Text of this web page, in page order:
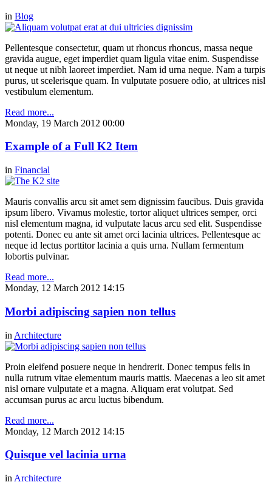
in Blog
Pellentesque consectetur, quam ut rhoncus rhoncus, massa neque
gravida augue, eget imperdiet quam ligula vitae enim. Suspendisse
ut neque ut nibh laoreet imperdiet. Nam id urna neque. Nam a turpis
purus, ut scelerisque quam. In vulputate posuere odio, at ultrices nisl
vestibulum elementum.
Read more...
Monday, 19 March 2012 00:00
Example of a Full K2 Item
in Financial
Mauris convallis arcu sit amet sem dignissim faucibus. Duis gravida
ipsum libero. Vivamus molestie, tortor aliquet ultrices semper, orci
nisl elementum magna, id vulputate lacus arcu sed elit. Suspendisse
potenti. Donec eu ante sit amet orci lacinia ultrices. Pellentesque ac
neque id lectus porttitor lacinia a quis urna. Nullam fermentum
lobortis pulvinar.
Read more...
Monday, 12 March 2012 14:15
Morbi adipiscing sapien non tellus
in Architecture
Proin eleifend posuere neque in hendrerit. Donec tempus felis in
nulla rutrum vitae elementum mauris mattis. Maecenas a leo sit amet
nisl ornare vulputate et a magna. Aliquam erat volutpat. Sed
accumsan purus ac arcu luctus bibendum.
Read more...
Monday, 12 March 2012 14:15
Quisque vel lacinia urna
in Architecture